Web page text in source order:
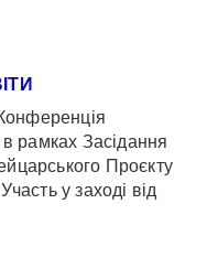
в рамках Засідання
Проєкту
у заході від